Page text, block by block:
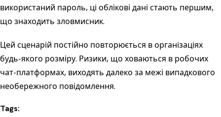
використаний пароль, ці облікові дані стають першим,
що знаходить зловмисник.
Цей сценарій постійно повторюється в організаціях
будь-якого розміру. Ризики, що ховаються в робочих
чат-платформах, виходять далеко за межі випадкового
необережного повідомлення.
Tags: